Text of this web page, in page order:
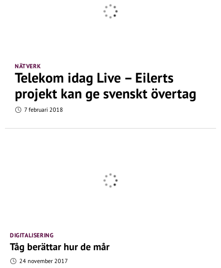
NÄTVERK
Telekom idag Live – Eilerts
projekt kan ge svenskt övertag
7 februari 2018
DIGITALISERING
Tåg berättar hur de mår
24 november 2017